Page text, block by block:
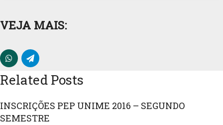
VEJA MAIS:
Related Posts
INSCRIÇÕES PEP UNIME 2016 – SEGUNDO
SEMESTRE